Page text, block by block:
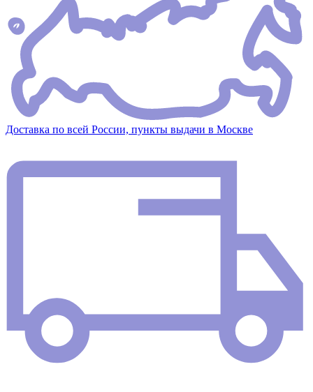
Доставка по всей России, пункты выдачи в Москве